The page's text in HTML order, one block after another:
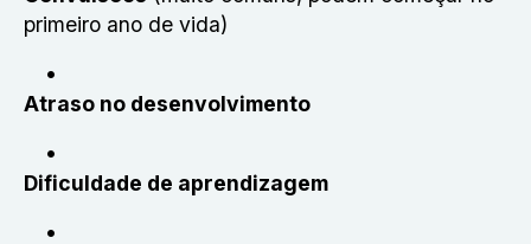
primeiro ano de vida)
Atraso no desenvolvimento
Dificuldade de aprendizagem